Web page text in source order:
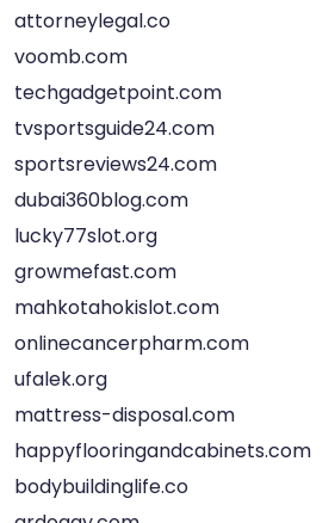
attorneylegal.co
voomb.com
techgadgetpoint.com
tvsportsguide24.com
sportsreviews24.com
dubai360blog.com
lucky77slot.org
growmefast.com
mahkotahokislot.com
onlinecancerpharm.com
ufalek.org
mattress-disposal.com
happyflooringandcabinets.com
bodybuildinglife.co